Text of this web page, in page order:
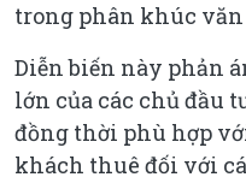
trong phân khúc
Diễn biến này phản
lớn của các chủ đầu
đồng thời phù hợp
khách thuê đối với